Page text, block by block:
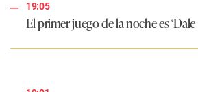
19:05
El primer juego de la noche es ‘Dale